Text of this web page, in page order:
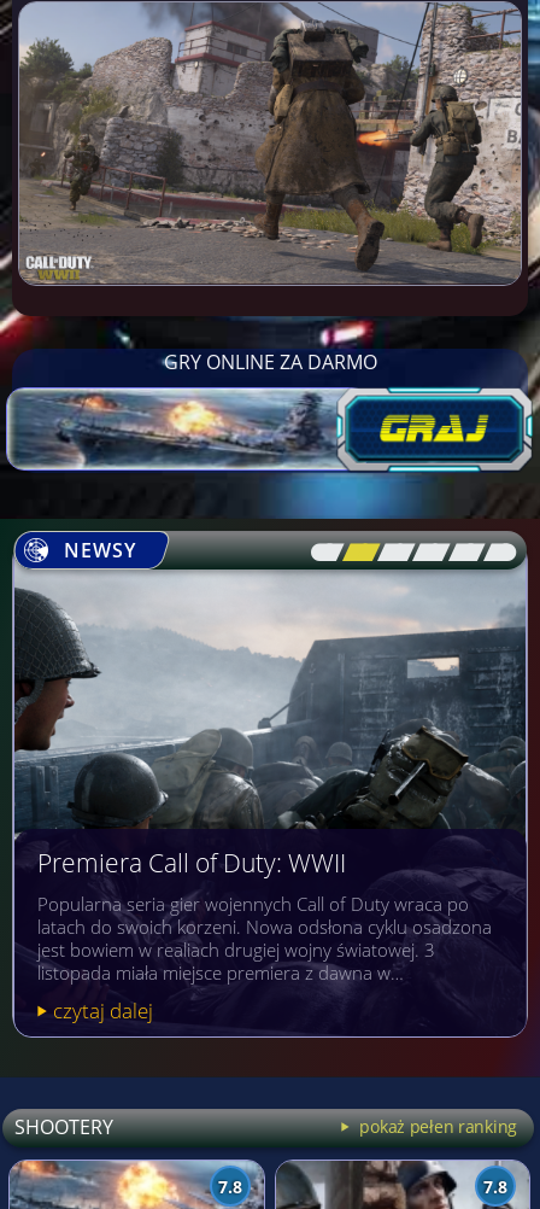
GRY ONLINE ZA DARMO
NEWSY [\ \\ \\ \\ \\ \]
Premiera Call of Duty: WWII
Popularna seria gier wojennych Call of Duty wraca po
latach do swoich korzeni. Nowa odsłona cyklu osadzona
jest bowiem w realiach drugiej wojny światowej. 3
listopada miała miejsce premiera z dawna w…
czytaj dalej
SHOOTERY pokaż pełen ranking
7.8 7.8